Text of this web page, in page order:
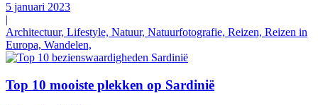
5 januari 2023
|
Architectuur, Lifestyle, Natuur, Natuurfotografie, Reizen, Reizen in
Europa, Wandelen,
Top 10 mooiste plekken op Sardinië